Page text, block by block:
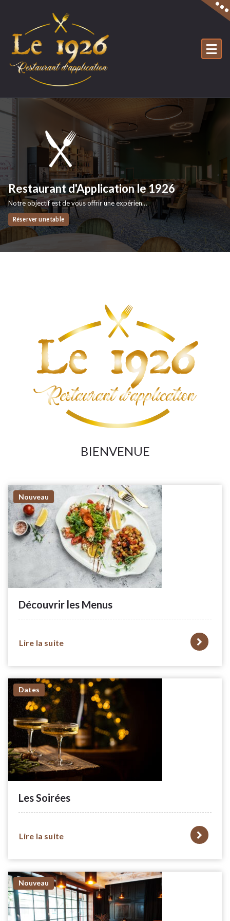
Restaurant d'Application le 1926
Notre objectif est de vous offrir une expérience sensorielle, de faire découvrir nos formations et nos savoirs faire.
BIENVENUE
Nouveau
Découvrir les Menus
Lire la suite
Dates
Les Soirées
Lire la suite
Nouveau